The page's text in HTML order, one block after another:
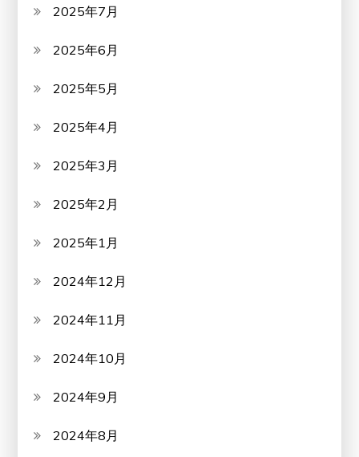
2025年7月
2025年6月
2025年5月
2025年4月
2025年3月
2025年2月
2025年1月
2024年12月
2024年11月
2024年10月
2024年9月
2024年8月